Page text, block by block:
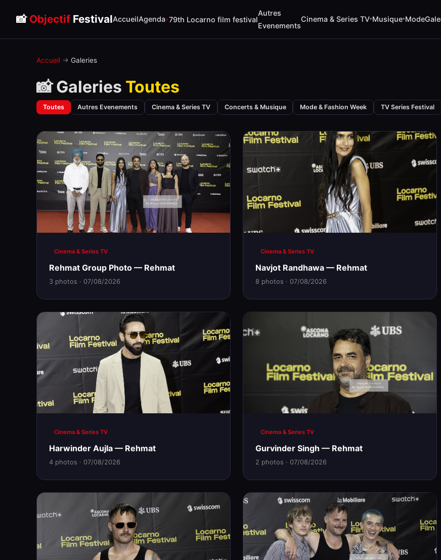
📸 Objectif FestivalAccueilAgenda 79th Locarno film festival
Autres
Evenements
Cinema & Series TV▾Musique▾Mode
Accueil → Galeries
📸 Galeries Toutes
Toutes Autres Evenements Cinema & Series TV Concerts & Musique Mode & Fashion Week TV Series Festival
Cinema & Series TV
Rehmat Group Photo — Rehmat
3 photos · 07/08/2026
Cinema & Series TV
Navjot Randhawa — Rehmat
8 photos · 07/08/2026
Cinema & Series TV
Harwinder Aujla — Rehmat
4 photos · 07/08/2026
Cinema & Series TV
Gurvinder Singh — Rehmat
2 photos · 07/08/2026